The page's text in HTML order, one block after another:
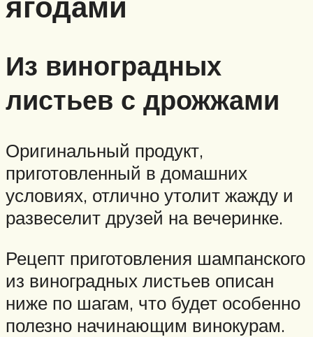
Из виноградных
листьев с дрожжами
Оригинальный продукт,
приготовленный в домашних
условиях, отлично утолит жажду и
развеселит друзей на вечеринке.
Рецепт приготовления шампанского
из виноградных листьев описан
ниже по шагам, что будет особенно
полезно начинающим винокурам.